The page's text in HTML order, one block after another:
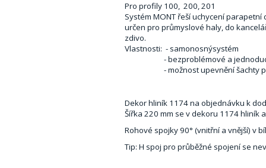
Pro profily 100, 200, 201
Systém MONT řeší uchycení
určen pro průmyslové haly, do
zdivo.
Vlastnosti: - samonosnýsystém
- bezproblémové a jednoduché
- možnost upevnění šachty pro
Dekor hliník 1174 na objednávku k
Šířka 220 mm se v dekoru 1174 hliník
Rohové spojky 90° (vnitřní a vnější) v
Tip: H spoj pro průběžné spojení se